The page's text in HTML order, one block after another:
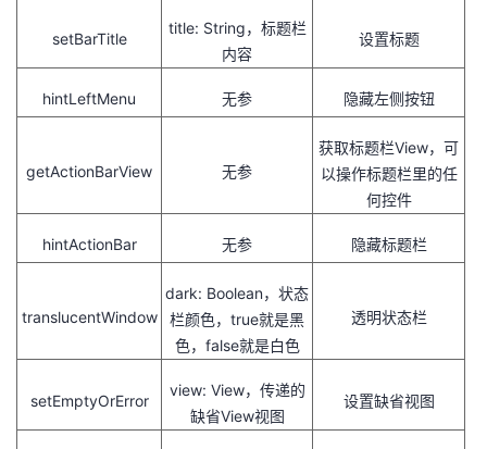
setBarTitle
title: String，标题栏
内容
设置标题
hintLeftMenu 无参 隐藏左侧按钮
getActionBarView 无参
获取标题栏View，可
以操作标题栏里的任
何控件
hintActionBar 无参 隐藏标题栏
translucentWindow
dark: Boolean，状态
栏颜色，true就是黑
色，false就是白色
透明状态栏
setEmptyOrError
view: View，传递的
缺省View视图
设置缺省视图